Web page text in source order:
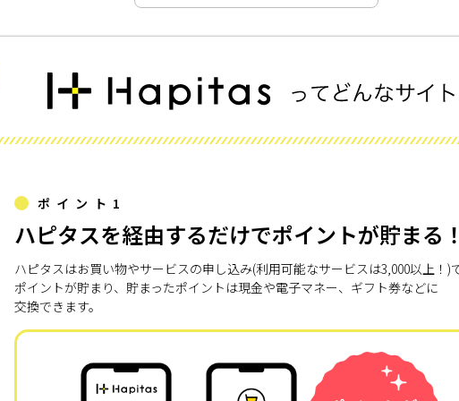
ポイント1
ハピタスを経由するだけでポイントが貯まる
ハピタスはお買い物やサービスの申し込み(利用可能なサービスは3,000以上！)
ポイントが貯まり、貯まったポイントは現金や電子マネー、ギフト券などに
交換できます。